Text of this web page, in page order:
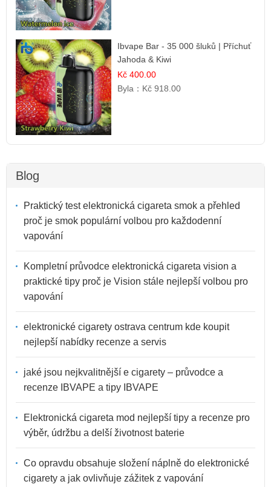
Ibvape Bar - 35 000 šluků | Příchuť
Jahoda & Kiwi
Kč 400.00
Byla： Kč 918.00
Blog
Praktický test elektronická cigareta smok a přehled
proč je smok populární volbou pro každodenní
vapování
Kompletní průvodce elektronická cigareta vision a
praktické tipy proč je Vision stále nejlepší volbou pro
vapování
elektronické cigarety ostrava centrum kde koupit
nejlepší nabídky recenze a servis
jaké jsou nejkvalitnější e cigarety – průvodce a
recenze IBVAPE a tipy IBVAPE
Elektronická cigareta mod nejlepší tipy a recenze pro
výběr, údržbu a delší životnost baterie
Co opravdu obsahuje složení náplně do elektronické
cigarety a jak ovlivňuje zážitek z vapování